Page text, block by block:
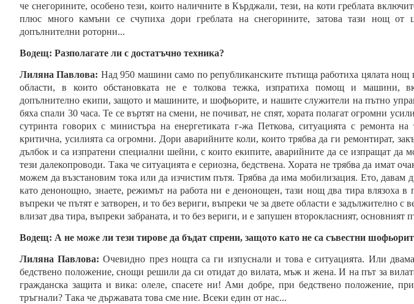
че снегорините, особено тези, които наличните в Кърджали, тези, на коти греблата
плюс много камъни се счупиха дори греблата на снегорините, затова тази нощ от
допълнителни роторни...
Водещ: Разполагате ли с достатъчно техника?
Лиляна Павлова: Над 950 машини само по републиканските пътища работиха цялата нощ
области, в които обстановката не е толкова тежка, изпратиха помощ и машини,
допълнително екипи, защото и машините, и шофьорите, и нашите служители на пътно
бяха спали 30 часа. Те се въртят на смени, не почиват, не спят, хората полагат огромни
сутринта говорих с министъра на енергетиката г-жа Петкова, ситуацията с ремонта
критична, усилията са огромни. Дори аварийните коли, които трябва да ги ремонтират,
дълбок и са изпратени специални шейни, с които екипите, аварийните да се изпращат да
тези далекопроводи. Така че ситуацията е сериозна, бедствена. Хората не трябва да имат
можем да възстановим тока или да изчистим пътя. Трябва да има мобилизация. Ето, давам
като денонощно, знаете, режимът на работа ни е денонощен, тази нощ два тира влязоха в
въпреки че пътят е затворен, и то без вериги, въпреки че за двете области е задължително с
влизат два тира, въпреки забраната, и то без вериги, и е запушен второкласният, основният
Водещ: А не може ли тези тирове да бъдат спрени, защото като не са съвестни
Лиляна Павлова:Очевидно през нощта са ги изпуснали и това е ситуацията. Или
бедствено положение, снощи решили да си отидат до вилата, мъж и жена. И на път за
гражданска защита и вика: олеле, спасете ни! Ами добре, при бедствено положение,
тръгнали? Така че държавата това сме ние. Всеки един от нас...